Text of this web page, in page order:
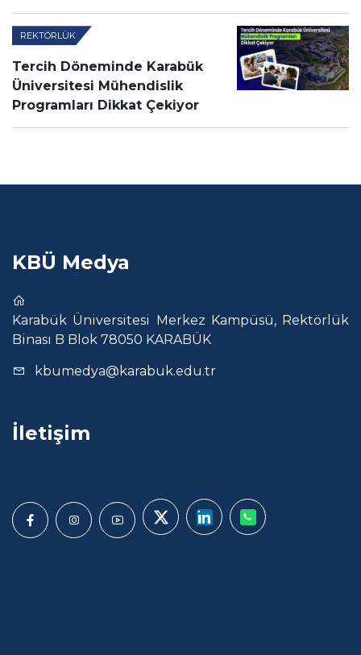
REKTÖRLÜK
Tercih Döneminde Karabük
Üniversitesi Mühendislik
Programları Dikkat Çekiyor
KBÜ Medya
Karabük Üniversitesi Merkez Kampüsü, Rektörlük
Binası B Blok 78050 KARABÜK
kbumedya@karabuk.edu.tr
İletişim